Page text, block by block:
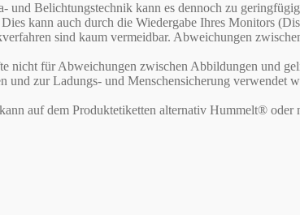
und Belichtungstechnik kann es dennoch zu
kann auch durch die Wiedergabe Ihres Monitors
sind kaum vermeidbar. Abweichungen
nicht für Abweichungen zwischen Abbildungen und
zur Ladungs- und Menschensicherung verwendet
auf dem Produktetiketten alternativ Hummelt® oder